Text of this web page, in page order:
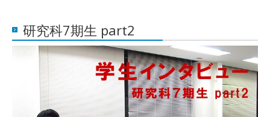
研究科7期生 part2